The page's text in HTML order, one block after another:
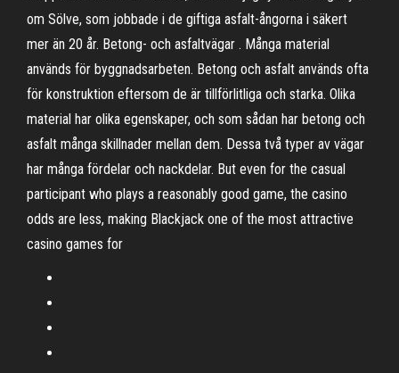
om Sölve, som jobbade i de giftiga asfalt-ångorna i säkert
mer än 20 år. Betong- och asfaltvägar . Många material
används för byggnadsarbeten. Betong och asfalt används ofta
för konstruktion eftersom de är tillförlitliga och starka. Olika
material har olika egenskaper, och som sådan har betong och
asfalt många skillnader mellan dem. Dessa två typer av vägar
har många fördelar och nackdelar. But even for the casual
participant who plays a reasonably good game, the casino
odds are less, making Blackjack one of the most attractive
casino games for